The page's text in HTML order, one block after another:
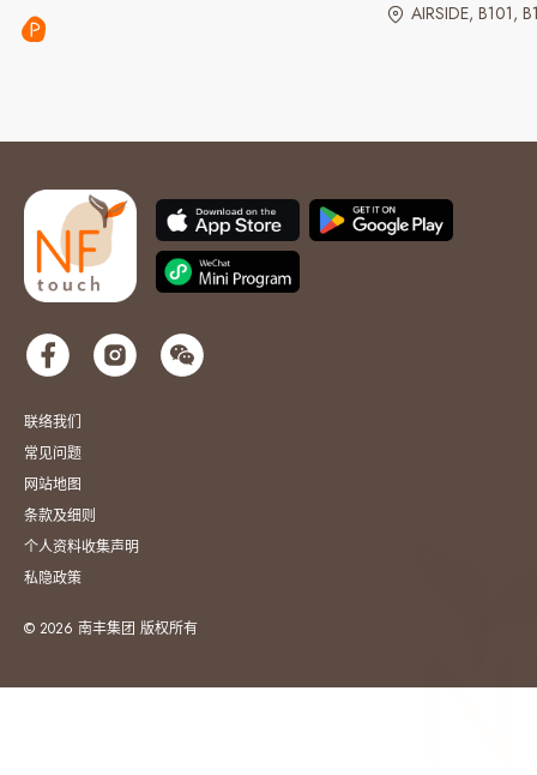
AIRSIDE, B101,
联络我们
常见问题
网站地图
条款及细则
个人资料收集声明
私隐政策
© 2026 南丰集团 版权所有